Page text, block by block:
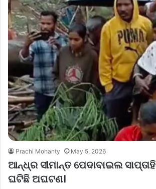
Prachi Mohanty May 5, 2026
ଆନ୍ଧ୍ର ସୀମାନ୍ତ ପେଦାବାଇଲ
ଘଟିଛି ଅଘଟଣ।